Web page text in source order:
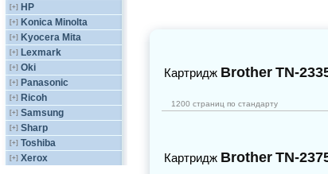
[+] HP
[+] Konica Minolta
[+] Kyocera Mita
[+] Lexmark
[+] Oki
[+] Panasonic
[+] Ricoh
[+] Samsung
[+] Sharp
[+] Toshiba
[+] Xerox
Картридж Brother TN-
1200 страниц по стандарту
Картридж Brother TN-